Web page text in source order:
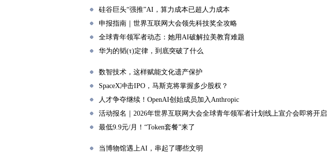
硅谷巨头“强推”AI，算力成本已超人力成本
申报指南｜世界互联网大会领先科技奖全攻略
全球青年领军者动态：她用AI破解拉美教育难题
华为的韬(τ)定律，到底突破了什么
数智技术，这样赋能文化遗产保护
SpaceX冲击IPO，马斯克将掌握多少股权？
人才争夺继续！OpenAI创始成员加入Anthropic
活动报名｜2026年世界互联网大会全球青年领军者计划线上宣介会即将开启
最低9.9元/月！“Token套餐”来了
当博物馆遇上AI，串起了哪些文明